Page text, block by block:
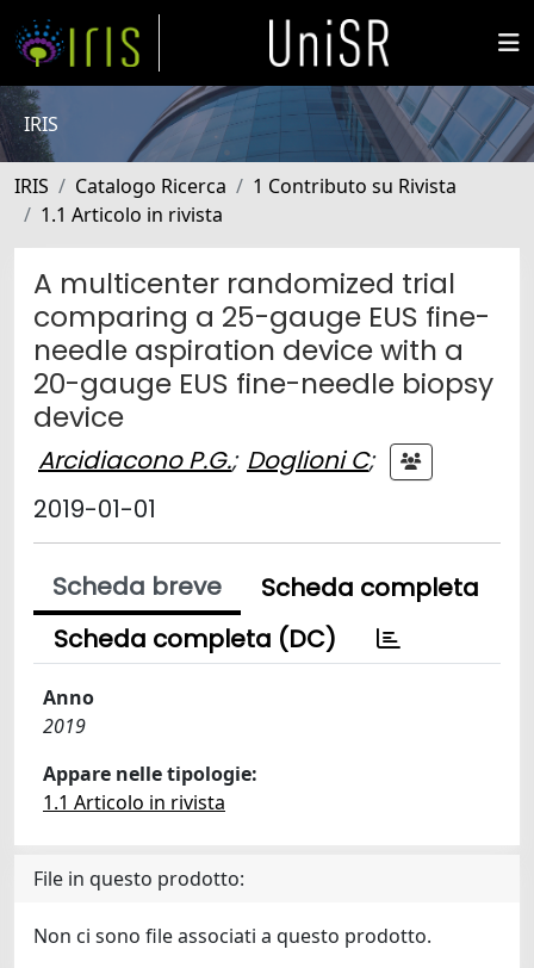
IRIS
IRIS Catalogo Ricerca
1 Contributo su Rivista
1.1 Articolo in rivista
A multicenter randomized trial
comparing a 25-gauge EUS fine-
needle aspiration device with a
20-gauge EUS fine-needle biopsy
device
Arcidiacono P.G.; Doglioni C;
2019-01-01
Scheda breve
Scheda completa
Scheda completa (DC)
Anno
2019
Appare nelle tipologie:
1.1 Articolo in rivista
File in questo prodotto:
Non ci sono file associati a questo prodotto.